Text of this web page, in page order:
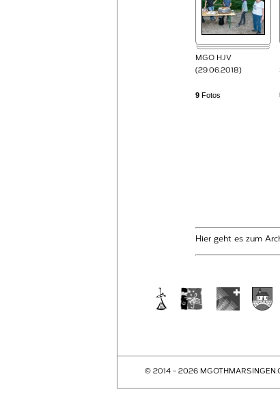
MGO HJV
(29.06.2018)
9 Fotos
Hier geht es zum
© 2014 - 2026